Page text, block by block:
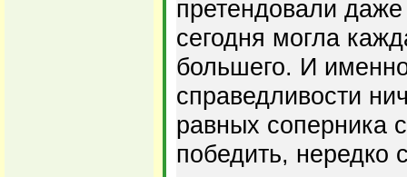
претендовали
сегодня могла
большего. И
справедливости
равных соперника
победить, нередко